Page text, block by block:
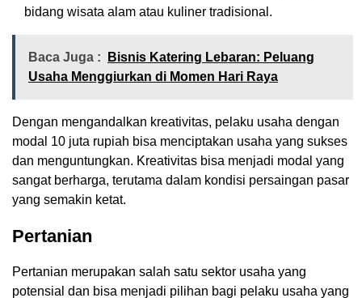
bidang wisata alam atau kuliner tradisional.
Baca Juga :
Bisnis Katering Lebaran: Peluang
Usaha Menggiurkan di Momen Hari Raya
Dengan mengandalkan kreativitas, pelaku usaha dengan
modal 10 juta rupiah bisa menciptakan usaha yang sukses
dan menguntungkan. Kreativitas bisa menjadi modal yang
sangat berharga, terutama dalam kondisi persaingan pasar
yang semakin ketat.
Pertanian
Pertanian merupakan salah satu sektor usaha yang
potensial dan bisa menjadi pilihan bagi pelaku usaha yang